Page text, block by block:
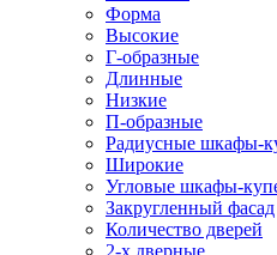
Форма
Высокие
Г-образные
Длинные
Низкие
П-образные
Радиусные шкафы-
Широкие
Угловые шкафы-
Закругленный фасад
Количество дверей
2-х дверные